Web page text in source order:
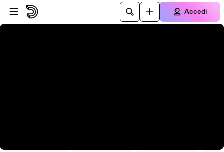
Vai al lettore
Passa al contenuto principale
Accedi